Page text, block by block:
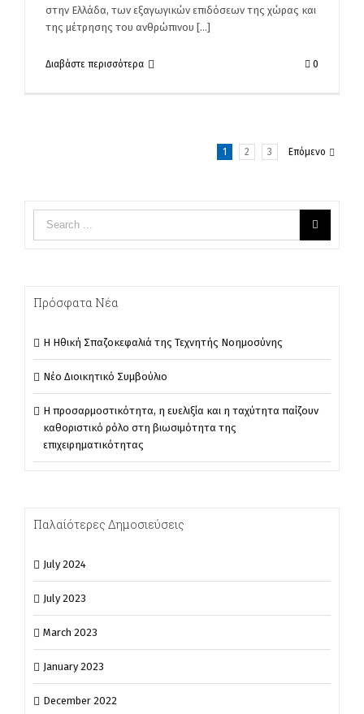
στην Ελλάδα, των εξαγωγικών επιδόσεων της χώρας και
της μέτρησης του ανθρώπινου [...]
Διαβάστε περισσότερα 0
1 2 3 Επόμενο
Πρόσφατα Νέα
Η Ηθική Σπαζοκεφαλιά της Τεχνητής Νοημοσύνης
Νέο Διοικητικό Συμβούλιο
Η προσαρμοστικότητα, η ευελιξία και η ταχύτητα παίζουν
καθοριστικό ρόλο στη βιωσιμότητα της
επιχειρηματικότητας
Παλαίότερες Δημοσιεύσεις
July 2024
July 2023
March 2023
January 2023
December 2022